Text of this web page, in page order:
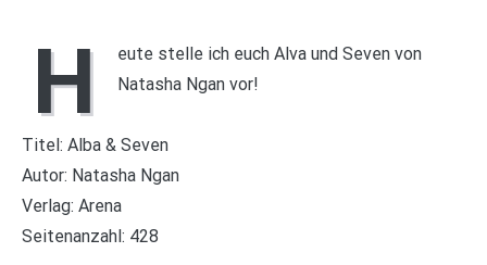
H
eute stelle ich euch Alva und Seven von
Natasha Ngan vor!
Titel: Alba & Seven
Autor: Natasha Ngan
Verlag: Arena
Seitenanzahl: 428